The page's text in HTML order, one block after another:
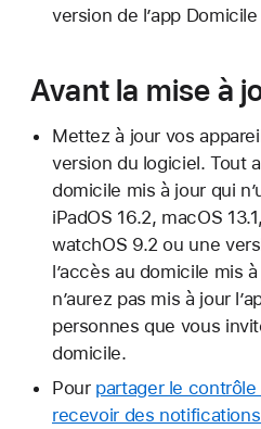
version de l’app Domicile
Avant la mise à
Mettez à jour vos
version du logiciel. Tout
domicile mis à jour qui
iPadOS 16.2, macOS
watchOS 9.2 ou une
l’accès au domicile mis
n’aurez pas mis à jour
personnes que vous
domicile.
Pour partager le
recevoir des